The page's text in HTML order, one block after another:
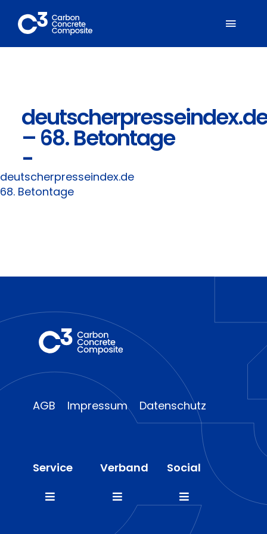
Inhalt
springen
Mitglieder
Fachbereiche
Carbonbeton
deutscherpresseindex.de
– 68. Betontage
-
deutscherpresseindex.de
68. Betontage
AGB Impressum Datenschutz
Service
Toggle
Verband
Toggle
Navigation
Social
Toggle
Navigation